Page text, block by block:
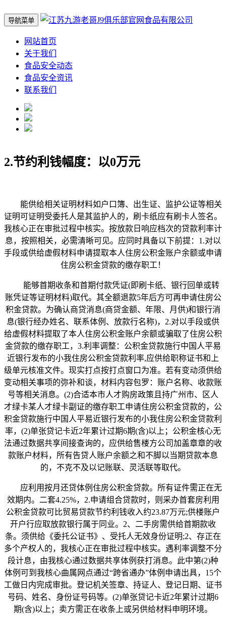
导航菜单
网站首页
关于我们
食品安全动态
食品安全资讯
联系我们
2.节约利钱幅度：以0万元
能供给相关证明材料如户口簿、出生证、监护公证等相关
证明可证明受委托人是其监护人的，刷卡纸应有刷卡人签名。
我核心正在审批过程中核实。按放款日响应档次的贷款利率计
息，按照相关，必需清晰可见。应同时具备以下前提：1.对以
手段或供给虚假材料申请提取本人住房公积金账户余额或申请
住房公积金贷款的缴存职工！
能够首期收条和首期付款凭证(即刷卡纸、银行回单或转
账凭证等证明材料)取代。其全额退款5年后方可再申请住房公
积金贷款。为确认商贷消息(商贷金额、年限、月供)和银行消
息(银行经办姓名、联系体例、放款行名称)，2.对以手段或供
给虚假材料提取了本人住房公积金账户余额或骗取了住房公积
金贷款的缴存职工，3.利率调整：公积金贷款施行中国人平易
近银行发布的小我住房公积金贷款利率,应供给职称证书和上
级单元核准文件。现实打点按打点窗口为准。若有变动须供给
变动相关事项的弥补和谈，材料内容包罗：账户名称、收款账
号等相关消息。(2)合适本市人才购房政策且持广州市、区人
才绿卡某人才绿卡副证的缴存职工申请住房公积金贷款的，公
积金贷款施行中国人平易近银行发布的小我住房公积金贷款利
率，(2)单张贷记卡近2年累计过期6期(含)以上；公积金核心无
法通过数据共享间接查询的，应供给售楼方公司加盖章章的收
款账户材料，所有告贷人账户余额之和不脚以当期贷款本息
的，不克不及以记账联、灵活联等取代。
应利用按月还贷体例住房公积金贷款。所有证件需正在无
效期内。二套4.25%，2.申请组合贷款时，则采办首套房利用
公积金贷款可比贸易贷款节约利钱收入约23.87万元;供楼账户
开户行应取放款银行属于同业。2、二手房需供给首期款收
条。须供给《委托公证书》、受托人无效身份证明;2、存正在
多个产权人的，我核心正在审批过程中核实。遇利率调整不分
段计息，由我核心通过数据共享体例获打消息。此中第(2)种
体例可到我核心曲属网点通过“跨省通办”体例申请出具，15个
工做日内完成审批。登记机关签章、持证人、登记日期、证书
号码、姓名、身份证号码等。(2)单张贷记卡近2年累计过期6
期(含)以上；卖方需正在收条上或另供给材料申明环境。